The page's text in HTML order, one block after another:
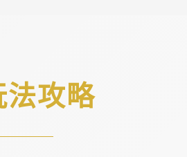
法攻略